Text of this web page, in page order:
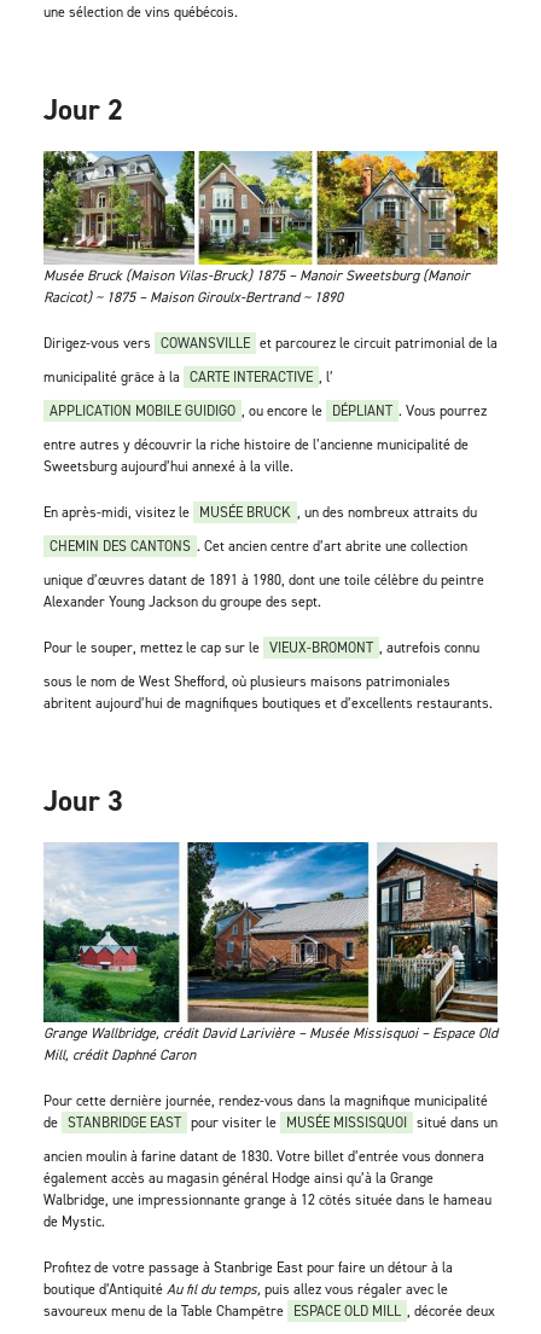
une sélection de vins québécois.
Jour 2
Musée Bruck (Maison Vilas-Bruck) 1875 – Manoir Sweetsburg (Manoir
Racicot) ~ 1875 – Maison Giroulx-Bertrand ­~ 1890
Dirigez-vous vers COWANSVILLE et parcourez le circuit patrimonial de la
municipalité grâce à la CARTE INTERACTIVE , l’
APPLICATION MOBILE GUIDIGO , ou encore le DÉPLIANT . Vous pourrez
entre autres y découvrir la riche histoire de l’ancienne municipalité de
Sweetsburg aujourd’hui annexé à la ville.
En après-midi, visitez le MUSÉE BRUCK , un des nombreux attraits du
CHEMIN DES CANTONS . Cet ancien centre d’art abrite une collection
unique d’œuvres datant de 1891 à 1980, dont une toile célèbre du peintre
Alexander Young Jackson du groupe des sept.
Pour le souper, mettez le cap sur le VIEUX-BROMONT , autrefois connu
sous le nom de West Shefford, où plusieurs maisons patrimoniales
abritent aujourd’hui de magnifiques boutiques et d’excellents restaurants.
Jour 3
Grange Wallbridge, crédit David Larivière – Musée Missisquoi – Espace Old
Mill, crédit Daphné Caron
Pour cette dernière journée, rendez-vous dans la magnifique municipalité
de STANBRIDGE EAST pour visiter le MUSÉE MISSISQUOI situé dans un
ancien moulin à farine datant de 1830. Votre billet d’entrée vous donnera
également accès au magasin général Hodge ainsi qu’à la Grange
Walbridge, une impressionnante grange à 12 côtés située dans le hameau
de Mystic.
Profitez de votre passage à Stanbrige East pour faire un détour à la
boutique d’AntiquitéAu fil du temps, puis allez vous régaler avec le
savoureux menu de la Table Champêtre ESPACE OLD MILL , décorée deux